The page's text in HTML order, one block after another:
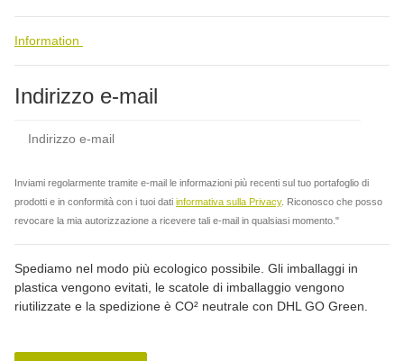
Information
Indirizzo e-mail
Inviami regolarmente tramite e-mail le informazioni più recenti sul tuo portafoglio di
prodotti e in conformità con i tuoi dati informativa sulla Privacy. Riconosco che posso
revocare la mia autorizzazione a ricevere tali e-mail in qualsiasi momento."
Spediamo nel modo più ecologico possibile. Gli imballaggi in
plastica vengono evitati, le scatole di imballaggio vengono
riutilizzate e la spedizione è CO² neutrale con DHL GO Green.